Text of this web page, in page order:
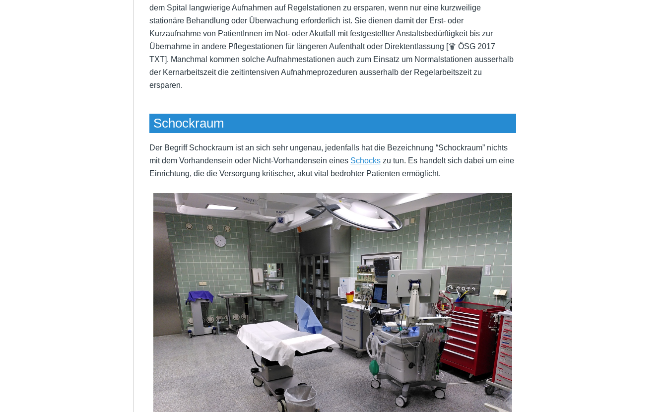
dem Spital langwierige Aufnahmen auf Regelstationen zu ersparen, wenn nur eine kurzweilige
stationäre Behandlung oder Überwachung erforderlich ist. Sie dienen damit der Erst- oder
Kurzaufnahme von PatientInnen im Not- oder Akutfall mit festgestellter Anstaltsbedürftigkeit bis zur
Übernahme in andere Pflegestationen für längeren Aufenthalt oder Direktentlassung [♛ ÖSG 2017
TXT]. Manchmal kommen solche Aufnahmestationen auch zum Einsatz um Normalstationen ausserhalb
der Kernarbeitszeit die zeitintensiven Aufnahmeprozeduren ausserhalb der Regelarbeitszeit zu
ersparen.
Schockraum
Der Begriff Schockraum ist an sich sehr ungenau, jedenfalls hat die Bezeichnung “Schockraum” nichts
mit dem Vorhandensein oder Nicht-Vorhandensein eines Schockszu tun. Es handelt sich dabei um eine
Einrichtung, die die Versorgung kritischer, akut vital bedrohter Patienten ermöglicht.